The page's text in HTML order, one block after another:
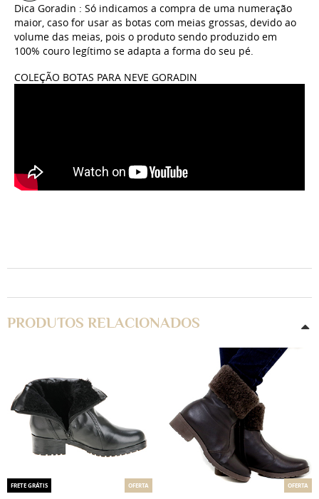
Dica Goradin : Só indicamos a compra de uma numeração
maior, caso for usar as botas com meias grossas, devido ao
volume das meias, pois o produto sendo produzido em
100% couro legítimo se adapta a forma do seu pé.
COLEÇÃO BOTAS PARA NEVE GORADIN
PRODUTOS RELACIONADOS
OFERTA
FRETE GRÁTIS OFERTA